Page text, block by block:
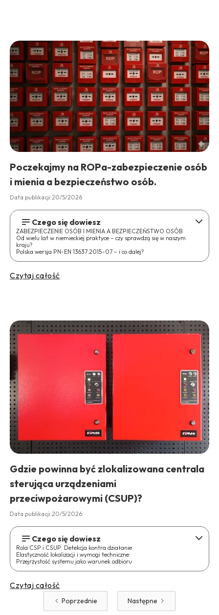
Poczekajmy na ROPa-zabezpieczenie osób
i mienia a bezpieczeństwo osób.
Data publikacji:20/5/2026
Czego się dowiesz
ZABEZPIECZENIE OSÓB I MIENIA A BEZPIECZEŃSTWO OSÓB
Od wielu lat w niemieckiej praktyce – czy sprawdzą się w naszym
kraju?
Polska wersja PN-EN 13637:2015-07 – i co dalej?
Czytaj całość
Gdzie powinna być zlokalizowana centrala
sterująca urządzeniami
przeciwpożarowymi (CSUP)?
Data publikacji:20/5/2026
Czego się dowiesz
Rola CSP i CSUP: Detekcja kontra działanie
Elastyczność lokalizacji i wymogi techniczne
Przejrzystość systemu jako warunek odbioru
Czytaj całość
Poprzednie Następne